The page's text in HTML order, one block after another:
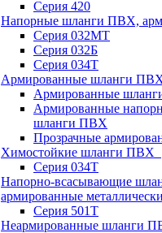
Серия 420
Напорные шланги ПВХ,
Серия 032МТ
Серия 032Б
Серия 034Т
Армированные шланги
Армированные
Армированные
шланги ПВХ
Прозрачные
Химостойкие шланги ПВХ
Серия 034Т
Напорно-всасывающие
армированные
Серия 501T
Неармированные шланги